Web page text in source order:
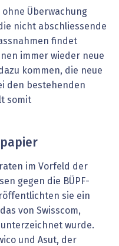
Überwachung
nicht abschliessende
findet
immer wieder neue
kommen, die neue
den bestehenden
somit
im Vorfeld der
gegen die BÜPF-
sie ein
von Swisscom,
wurde.
und Asut, der